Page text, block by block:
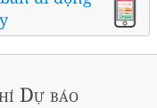
Dự báo